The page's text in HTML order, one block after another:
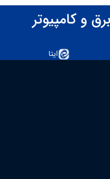
و کامپیوتر
ایتا